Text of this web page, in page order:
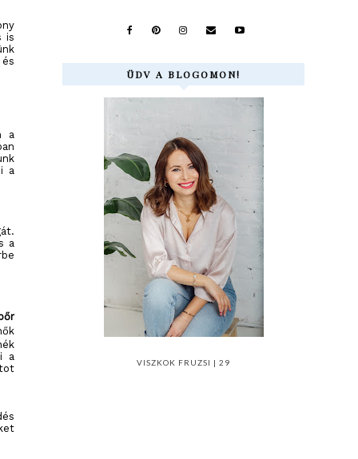
is
a
a
a
a
ÜDV A BLOGOMON!
VISZKOK FRUZSI | 29